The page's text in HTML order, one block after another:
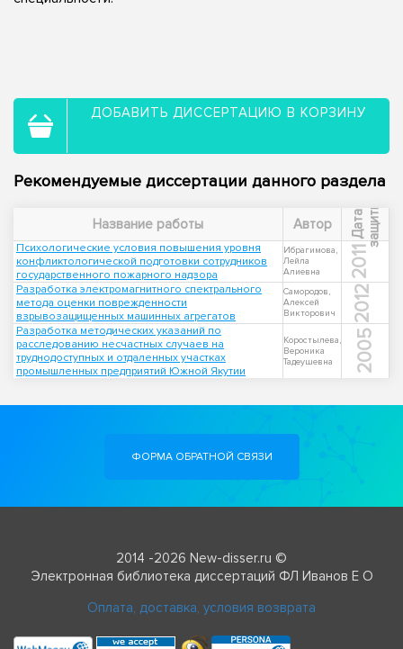
ДОБАВИТЬ ДИССЕРТАЦИЮ В КОРЗИНУ
Рекомендуемые диссертации данного раздела
Название работы Автор Д
а
т
а
з
а
щ
и
т ы
Психологические условия повышения уровня
конфликтологической подготовки сотрудников
государственного пожарного надзора
Ибрагимова,
Лейла
Алиевна
2011
Разработка электромагнитного спектрального
метода оценки поврежденности
взрывозащищенных машинных агрегатов
Самородов,
Алексей
Викторович
2012
Разработка методических указаний по
расследованию несчастных случаев на
труднодоступных и отдаленных участках
промышленных предприятий Южной Якутии
Коростылева,
Вероника
Тадеушевна
2005
ФОРМА ОБРАТНОЙ СВЯЗИ
2014 -2026 New-disser.ru ©
Электронная библиотека диссертаций ФЛ Иванов Е О
Оплата, доставка, условия возврата